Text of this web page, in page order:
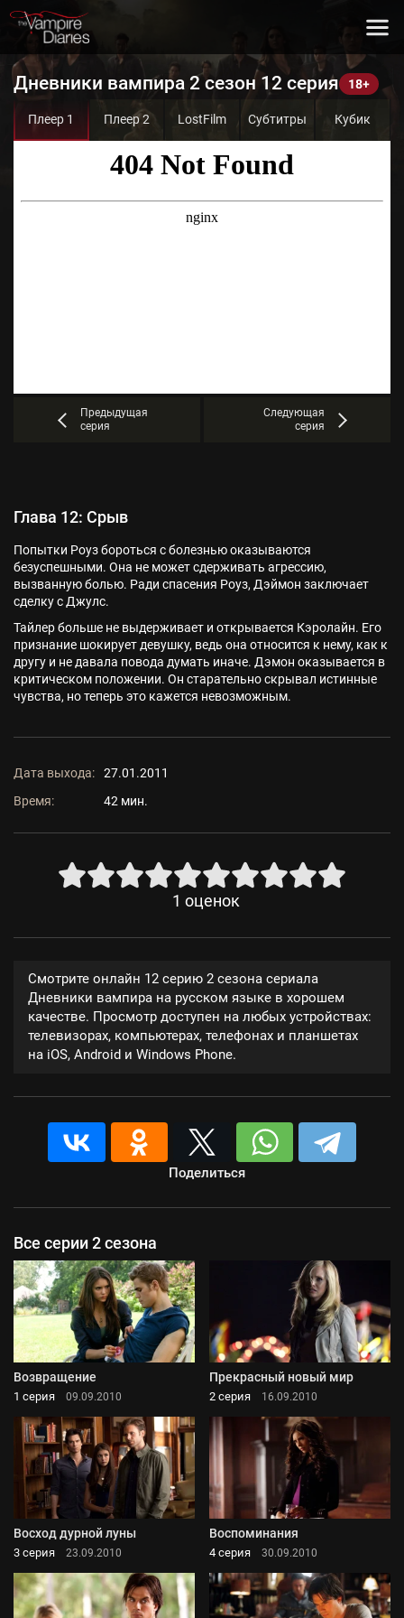
Дневники вампира 2 сезон 12 серия
Плеер 1 Плеер 2 LostFilm Субтитры Кубик
Предыдущая
серия
Следующая
серия
Глава 12: Срыв
Попытки Роуз бороться с болезнью оказываются
безуспешными. Она не может сдерживать агрессию,
вызванную болью. Ради спасения Роуз, Дэймон заключает
сделку с Джулс.
Тайлер больше не выдерживает и открывается Кэролайн. Его
признание шокирует девушку, ведь она относится к нему, как к
другу и не давала повода думать иначе. Дэмон оказывается в
критическом положении. Он старательно скрывал истинные
чувства, но теперь это кажется невозможным.
Дата выхода:
27.01.2011
Время:
42 мин.
1 оценок
Смотрите онлайн 12 серию 2 сезона сериала
Дневники вампира на русском языке в хорошем
качестве. Просмотр доступен на любых устройствах:
телевизорах, компьютерах, телефонах и планшетах
на iOS, Android и Windows Phone.
Поделиться
Все серии 2 сезона
Возвращение
1 серия 09.09.2010
Прекрасный новый мир
2 серия 16.09.2010
Восход дурной луны
3 серия 23.09.2010
Воспоминания
4 серия 30.09.2010